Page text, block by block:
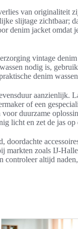
van originaliteit
slijtage zichtbaar;
denim jacket omdat
vintage
nodig is,
denim
aanzienlijk.
of een
duurzame
licht en zet de jas
doordachte
markten zoals IJ-
controleer altijd